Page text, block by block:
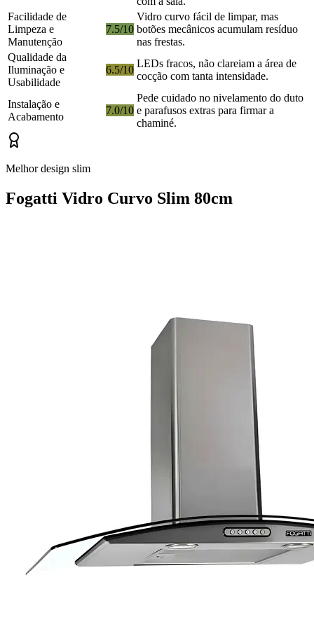
Facilidade de
Limpeza e
Manutenção
7.5/10
Vidro curvo fácil de limpar, mas
botões mecânicos acumulam resíduo
nas frestas.
Qualidade da
Iluminação e
Usabilidade
6.5/10
LEDs fracos, não clareiam a área de
cocção com tanta intensidade.
Instalação e
Acabamento
7.0/10
Pede cuidado no nivelamento do duto
e parafusos extras para firmar a
chaminé.
Melhor design slim
Fogatti Vidro Curvo Slim 80cm